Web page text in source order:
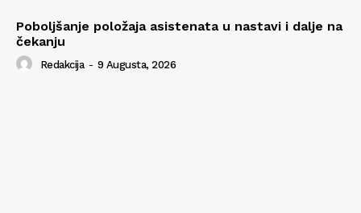
Poboljšanje položaja asistenata u nastavi i dalje na
čekanju
Redakcija - 9 Augusta, 2026